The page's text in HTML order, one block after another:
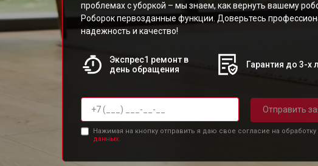
проблемах с уборкой – мы знаем, как вернуть вашему
Роборок первозданные функции. Доверьтесь
надежность и качество!
Экспрес1 ремонт в
день обращения
Гарантия до 3-х
Отправить
Нажимая на кнопку отправить я даю свое согласие на обработку
данных.